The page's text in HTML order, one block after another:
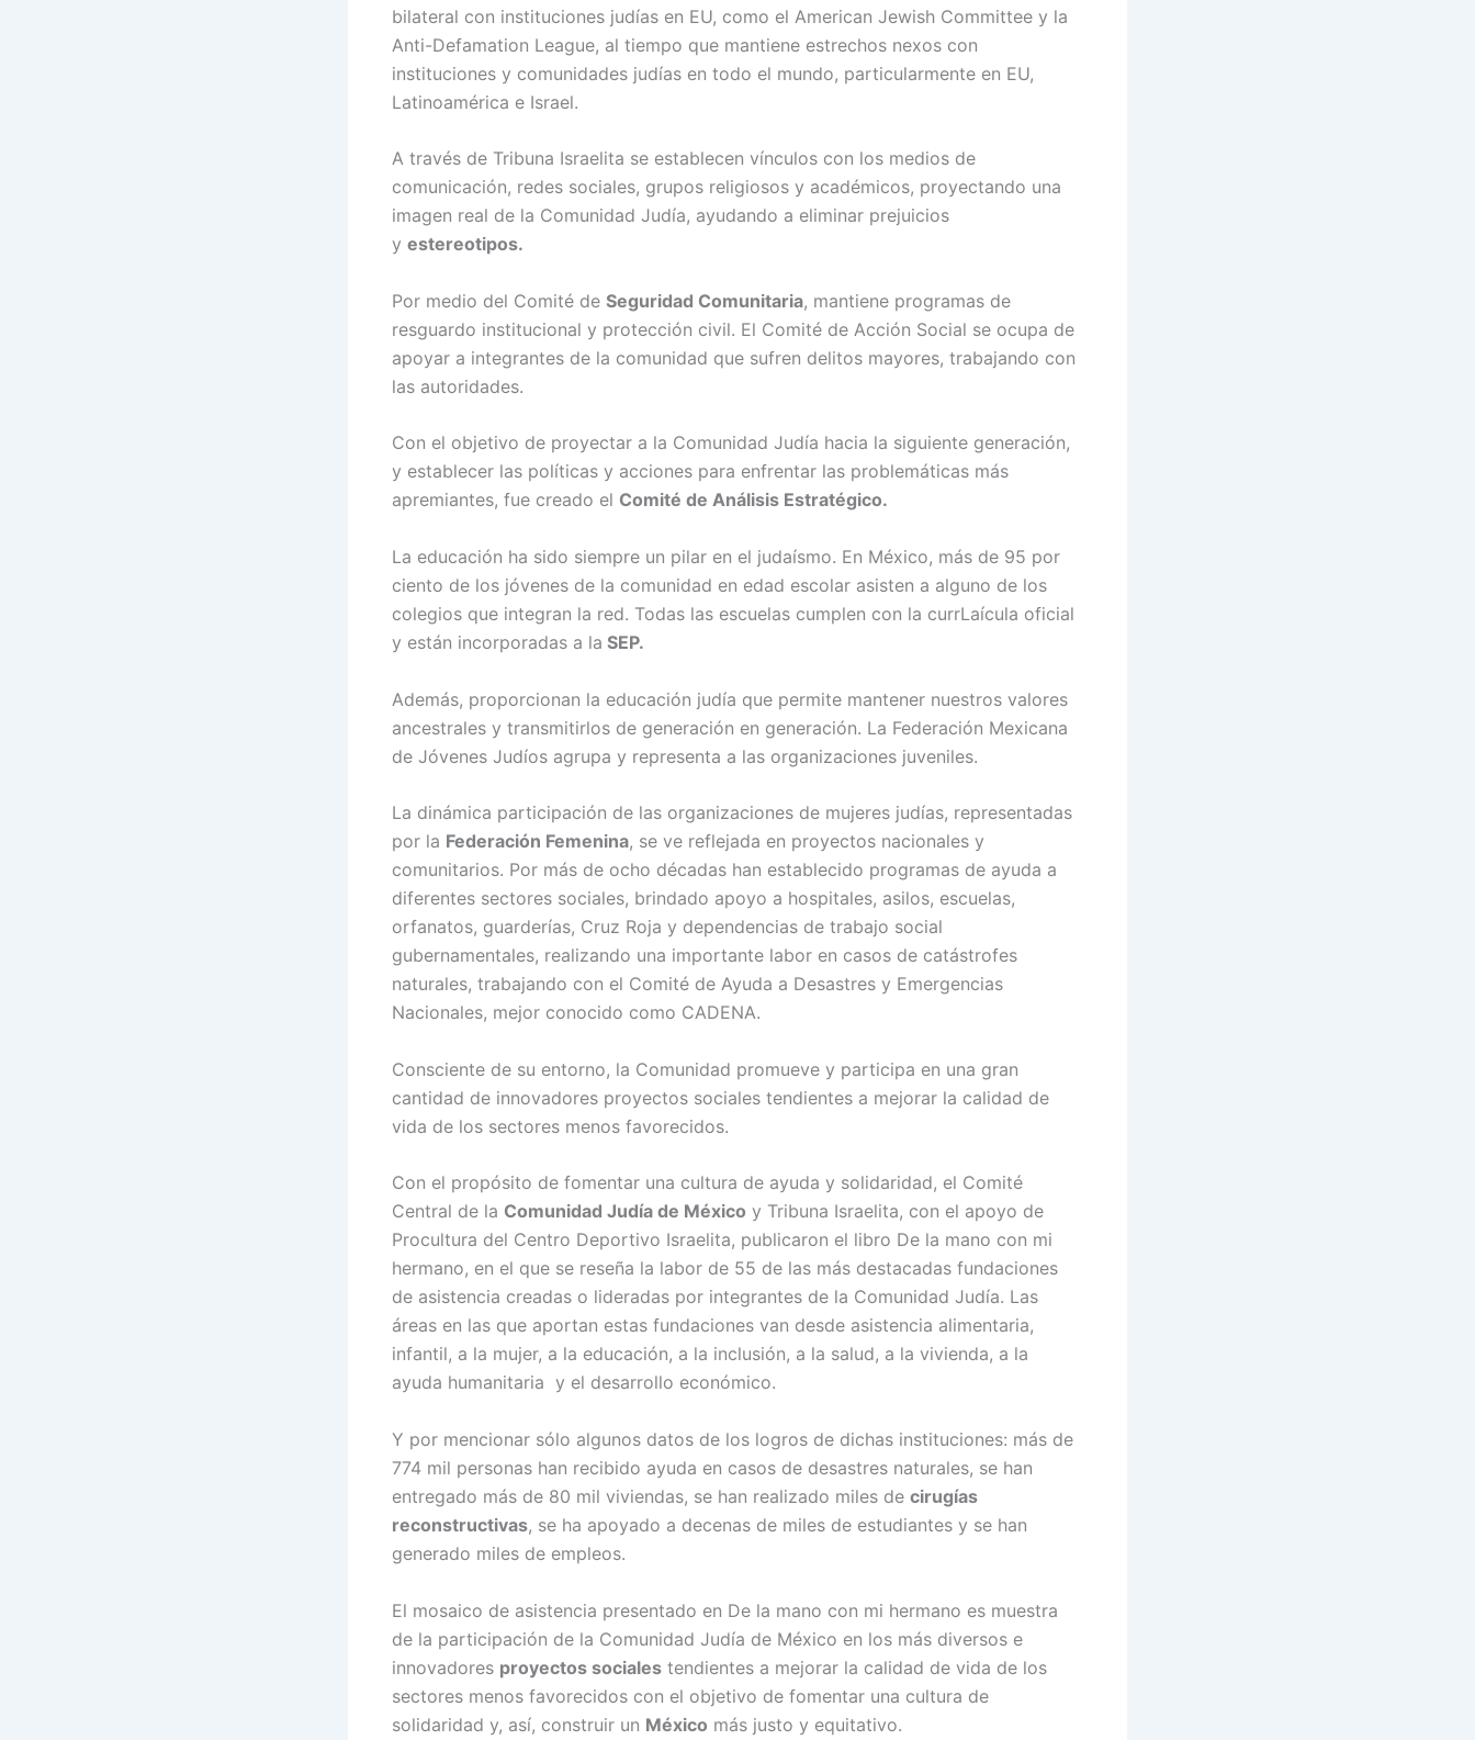
bilateral con instituciones judías en EU, como el American Jewish Committee y la
Anti-Defamation League, al tiempo que mantiene estrechos nexos con
instituciones y comunidades judías en todo el mundo, particularmente en EU,
Latinoamérica e Israel.
A través de Tribuna Israelita se establecen vínculos con los medios de
comunicación, redes sociales, grupos religiosos y académicos, proyectando una
imagen real de la Comunidad Judía, ayudando a eliminar prejuicios
y estereotipos.
Por medio del Comité de Seguridad Comunitaria, mantiene programas de
resguardo institucional y protección civil. El Comité de Acción Social se ocupa de
apoyar a integrantes de la comunidad que sufren delitos mayores, trabajando con
las autoridades.
Con el objetivo de proyectar a la Comunidad Judía hacia la siguiente generación,
y establecer las políticas y acciones para enfrentar las problemáticas más
apremiantes, fue creado el Comité de Análisis Estratégico.
La educación ha sido siempre un pilar en el judaísmo. En México, más de 95 por
ciento de los jóvenes de la comunidad en edad escolar asisten a alguno de los
colegios que integran la red. Todas las escuelas cumplen con la currLaícula oficial
y están incorporadas a la SEP.
Además, proporcionan la educación judía que permite mantener nuestros valores
ancestrales y transmitirlos de generación en generación. La Federación Mexicana
de Jóvenes Judíos agrupa y representa a las organizaciones juveniles.
La dinámica participación de las organizaciones de mujeres judías, representadas
por la Federación Femenina, se ve reflejada en proyectos nacionales y
comunitarios. Por más de ocho décadas han establecido programas de ayuda a
diferentes sectores sociales, brindado apoyo a hospitales, asilos, escuelas,
orfanatos, guarderías, Cruz Roja y dependencias de trabajo social
gubernamentales, realizando una importante labor en casos de catástrofes
naturales, trabajando con el Comité de Ayuda a Desastres y Emergencias
Nacionales, mejor conocido como CADENA.
Consciente de su entorno, la Comunidad promueve y participa en una gran
cantidad de innovadores proyectos sociales tendientes a mejorar la calidad de
vida de los sectores menos favorecidos.
Con el propósito de fomentar una cultura de ayuda y solidaridad, el Comité
Central de la Comunidad Judía de México y Tribuna Israelita, con el apoyo de
Procultura del Centro Deportivo Israelita, publicaron el libro De la mano con mi
hermano, en el que se reseña la labor de 55 de las más destacadas fundaciones
de asistencia creadas o lideradas por integrantes de la Comunidad Judía. Las
áreas en las que aportan estas fundaciones van desde asistencia alimentaria,
infantil, a la mujer, a la educación, a la inclusión, a la salud, a la vivienda, a la
ayuda humanitaria y el desarrollo económico.
Y por mencionar sólo algunos datos de los logros de dichas instituciones: más de
774 mil personas han recibido ayuda en casos de desastres naturales, se han
entregado más de 80 mil viviendas, se han realizado miles de cirugías
reconstructivas, se ha apoyado a decenas de miles de estudiantes y se han
generado miles de empleos.
El mosaico de asistencia presentado en De la mano con mi hermano es muestra
de la participación de la Comunidad Judía de México en los más diversos e
innovadores proyectos sociales tendientes a mejorar la calidad de vida de los
sectores menos favorecidos con el objetivo de fomentar una cultura de
solidaridad y, así, construir un México más justo y equitativo.